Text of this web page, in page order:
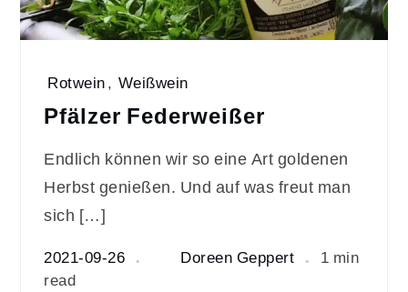
Rotwein, Weißwein
Pfälzer Federweißer
Endlich können wir so eine Art goldenen
Herbst genießen. Und auf was freut man
sich […]
2021-09-26 Doreen Geppert
1 min
read